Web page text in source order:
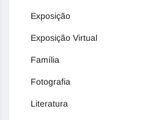
Exposição
Exposição Virtual
Família
Fotografia
Literatura